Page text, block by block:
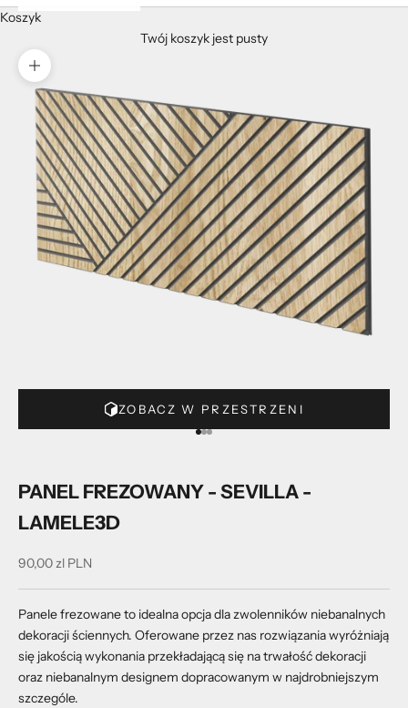
Koszyk
Twój koszyk jest pusty
Przybliż
ZOBACZ W PRZESTRZENI
Przejdź do 1
Przejdź do 2
Przejdź do 3
PANEL FREZOWANY - SEVILLA -
LAMELE3D
Cena promocyjna
90,00 zl PLN
Panele frezowane to idealna opcja dla zwolenników niebanalnych
dekoracji ściennych. Oferowane przez nas rozwiązania wyróżniają
się jakością wykonania przekładającą się na trwałość dekoracji
oraz niebanalnym designem dopracowanym w najdrobniejszym
szczególe.